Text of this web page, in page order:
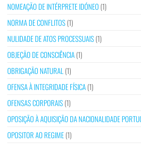
NOMEAÇÃO DE INTÉRPRETE IDÓNEO (1)
NORMA DE CONFLITOS(1)
NULIDADE DE ATOS PROCESSUAIS(1)
OBJEÇÃO DE CONSCIÊNCIA(1)
OBRIGAÇÃO NATURAL (1)
OFENSA À INTEGRIDADE FÍSICA(1)
OFENSAS CORPORAIS(1)
OPOSIÇÃO À AQUISIÇÃO DA NACIONALIDADE
OPOSITOR AO REGIME(1)